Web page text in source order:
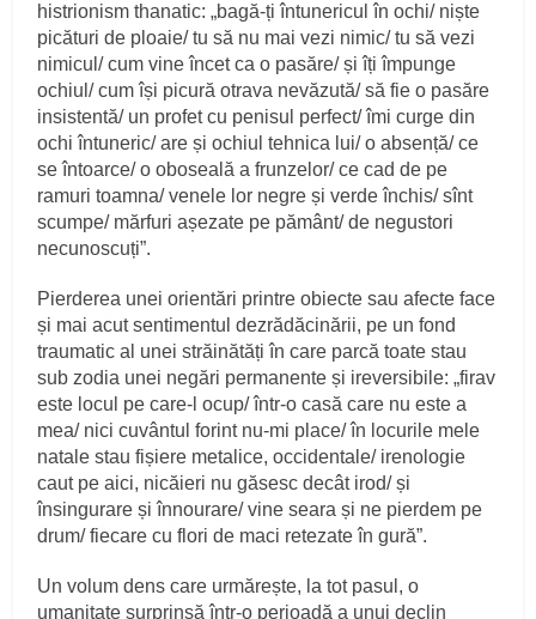
histrionism thanatic: „bagă-ți întunericul în ochi/ niște
picături de ploaie/ tu să nu mai vezi nimic/ tu să vezi
nimicul/ cum vine încet ca o pasăre/ și îți împunge
ochiul/ cum își picură otrava nevăzută/ să fie o pasăre
insistentă/ un profet cu penisul perfect/ îmi curge din
ochi întuneric/ are și ochiul tehnica lui/ o absență/ ce
se întoarce/ o oboseală a frunzelor/ ce cad de pe
ramuri toamna/ venele lor negre și verde închis/ sînt
scumpe/ mărfuri așezate pe pământ/ de negustori
necunoscuți”.
Pierderea unei orientări printre obiecte sau afecte face
și mai acut sentimentul dezrădăcinării, pe un fond
traumatic al unei străinătăți în care parcă toate stau
sub zodia unei negări permanente și ireversibile: „firav
este locul pe care-l ocup/ într-o casă care nu este a
mea/ nici cuvântul forint nu-mi place/ în locurile mele
natale stau fișiere metalice, occidentale/ irenologie
caut pe aici, nicăieri nu găsesc decât irod/ și
însingurare și înnourare/ vine seara și ne pierdem pe
drum/ fiecare cu flori de maci retezate în gură”.
Un volum dens care urmărește, la tot pasul, o
umanitate surprinsă într-o perioadă a unui declin